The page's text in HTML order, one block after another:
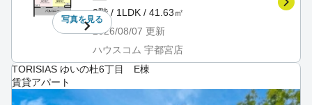
写真を見る
3階 / 1LDK / 41.63㎡
2026/08/07 更新
ハウスコム 宇都宮店
TORISIAS ゆいの杜6丁目 E棟
賃貸アパート